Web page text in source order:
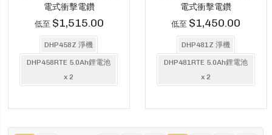
電式衝擊電鑽
低至 $1,515.00
DHP458Z 淨機
DHP458RTE 5.0Ah鋰電池
x 2
電式衝擊電鑽
低至 $1,450.00
DHP481Z 淨機
DHP481RTE 5.0Ah鋰電池
x 2